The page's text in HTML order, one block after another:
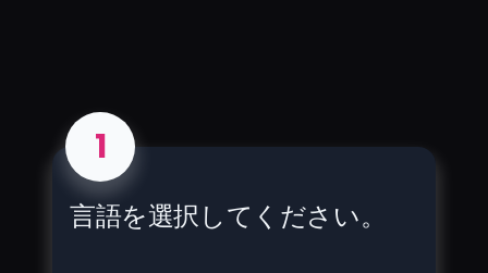
1
言語を選択してください。